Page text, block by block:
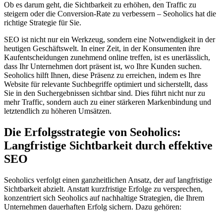
Ob es darum geht, die Sichtbarkeit zu erhöhen, den Traffic zu
steigern oder die Conversion-Rate zu verbessern – Seoholics hat die
richtige Strategie für Sie.
SEO ist nicht nur ein Werkzeug, sondern eine Notwendigkeit in der
heutigen Geschäftswelt. In einer Zeit, in der Konsumenten ihre
Kaufentscheidungen zunehmend online treffen, ist es unerlässlich,
dass Ihr Unternehmen dort präsent ist, wo Ihre Kunden suchen.
Seoholics hilft Ihnen, diese Präsenz zu erreichen, indem es Ihre
Website für relevante Suchbegriffe optimiert und sicherstellt, dass
Sie in den Suchergebnissen sichtbar sind. Dies führt nicht nur zu
mehr Traffic, sondern auch zu einer stärkeren Markenbindung und
letztendlich zu höheren Umsätzen.
Die Erfolgsstrategie von Seoholics:
Langfristige Sichtbarkeit durch effektive
SEO
Seoholics verfolgt einen ganzheitlichen Ansatz, der auf langfristige
Sichtbarkeit abzielt. Anstatt kurzfristige Erfolge zu versprechen,
konzentriert sich Seoholics auf nachhaltige Strategien, die Ihrem
Unternehmen dauerhaften Erfolg sichern. Dazu gehören: